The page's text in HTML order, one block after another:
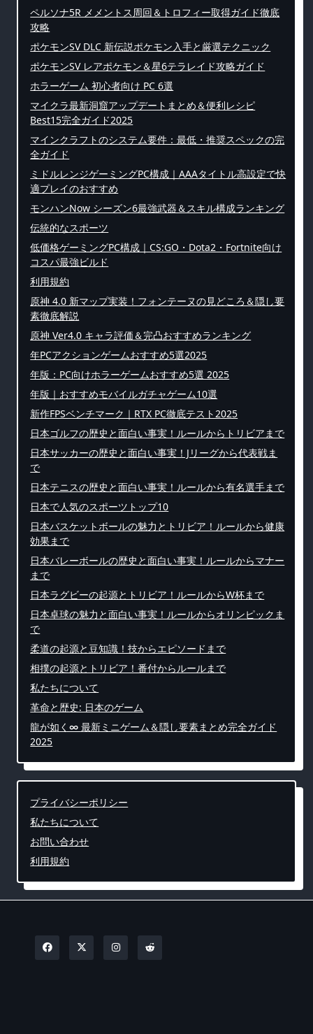
ペルソナ5R メメントス周回＆トロフィー取得ガイド徹底
攻略
ポケモンSV DLC 新伝説ポケモン入手と厳選テクニック
ポケモンSV レアポケモン＆星6テラレイド攻略ガイド
ホラーゲーム 初心者向け PC 6選
マイクラ最新洞窟アップデートまとめ＆便利レシピ
Best15完全ガイド2025
マインクラフトのシステム要件：最低・推奨スペックの完
全ガイド
ミドルレンジゲーミングPC構成｜AAAタイトル高設定で快
適プレイのおすすめ
モンハンNow シーズン6最強武器＆スキル構成ランキング
伝統的なスポーツ
低価格ゲーミングPC構成｜CS:GO・Dota2・Fortnite向け
コスパ最強ビルド
利用規約
原神 4.0 新マップ実装！フォンテーヌの見どころ＆隠し要
素徹底解説
原神 Ver4.0 キャラ評価＆完凸おすすめランキング
年PCアクションゲームおすすめ5選2025
年版：PC向けホラーゲームおすすめ5選 2025
年版｜おすすめモバイルガチャゲーム10選
新作FPSベンチマーク｜RTX PC徹底テスト2025
日本ゴルフの歴史と面白い事実！ルールからトリビアまで
日本サッカーの歴史と面白い事実！Jリーグから代表戦ま
で
日本テニスの歴史と面白い事実！ルールから有名選手まで
日本で人気のスポーツトップ10
日本バスケットボールの魅力とトリビア！ルールから健康
効果まで
日本バレーボールの歴史と面白い事実！ルールからマナー
まで
日本ラグビーの起源とトリビア！ルールからW杯まで
日本卓球の魅力と面白い事実！ルールからオリンピックま
で
柔道の起源と豆知識！技からエピソードまで
相撲の起源とトリビア！番付からルールまで
私たちについて
革命と歴史: 日本のゲーム
龍が如く∞ 最新ミニゲーム＆隠し要素まとめ完全ガイド
2025
プライバシーポリシー
私たちについて
お問い合わせ
利用規約